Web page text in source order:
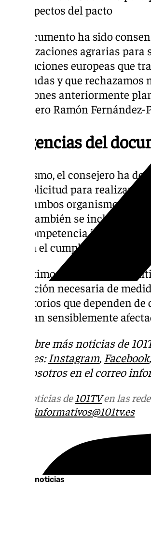
aspectos del pacto
“El documento ha sido
organizaciones agrarias
instituciones europeas que
demandas y que
cuestiones anteriormente
consejero Ramón Fernández-
Exigencias del
Asimismo, el consejero ha
una solicitud para realizar
entre ambos organismos
En él también se incluye la
una competencia justa y
vigilen el cumplimiento del
Por último el documento
aplicación necesaria de
y territorios que dependen
resultan sensiblemente
Descubre más noticias de
sociales:Instagram, Facebook,
con nosotros en el correo
Más noticias de101TVen las
informativos@101tv.es
Últimas noticias